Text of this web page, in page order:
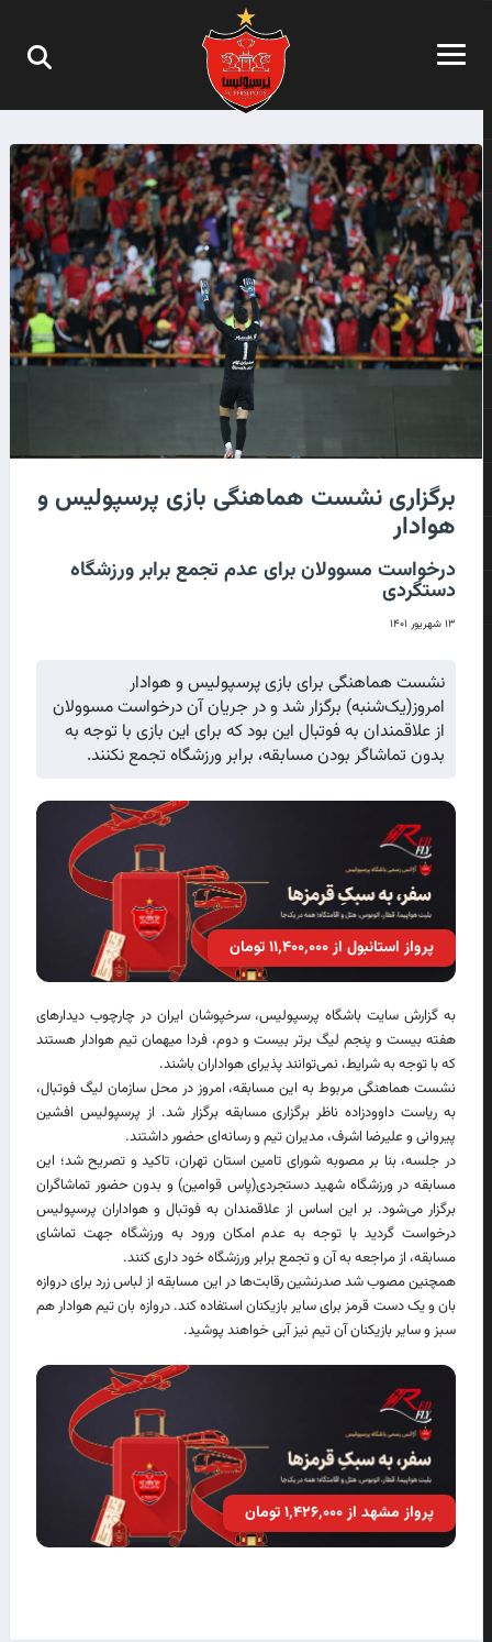
برگزاری نشست هماهنگی بازی پرسپولیس و
هوادار
درخواست مسوولان برای عدم تجمع برابر ورزشگاه
دستگردی
۱۳ شهریور ۱۴۰۱
نشست هماهنگی برای بازی پرسپولیس و هوادار
امروز(یک‌شنبه) برگزار شد و در جریان آن درخواست مسوولان
از علاقمندان به فوتبال این بود که برای این بازی با توجه به
بدون تماشاگر بودن مسابقه، برابر ورزشگاه تجمع نکنند.
پرواز استانبول از ۱۱٬۴۰۰٬۰۰۰ تومان
به گزارش سایت باشگاه پرسپولیس، سرخپوشان ایران در چارچوب دیدارهای
هفته بیست و پنجم لیگ برتر بیست و دوم، فردا میهمان تیم هوادار هستند
که با توجه به شرایط، نمی‌توانند پذیرای هواداران باشند.
نشست هماهنگی مربوط به این مسابقه، امروز در محل سازمان لیگ فوتبال،
به ریاست داوودزاده ناظر برگزاری مسابقه برگزار شد. از پرسپولیس افشین
پیروانی و علیرضا اشرف، مدیران تیم و رسانه‌ای حضور داشتند.
در جلسه، بنا بر مصوبه شورای تامین استان تهران، تاکید و تصریح شد؛ این
مسابقه در ورزشگاه شهید دستجردی(پاس قوامین) و بدون حضور تماشاگران
برگزار می‌شود. بر این اساس از علاقمندان به فوتبال و هواداران پرسپولیس
درخواست گردید با توجه به عدم امکان ورود به ورزشگاه جهت تماشای
مسابقه، از مراجعه به آن و تجمع برابر ورزشگاه خود داری کنند.
همچنین مصوب شد صدرنشین رقابت‌ها در این مسابقه از لباس زرد برای دروازه
بان و یک دست قرمز برای سایر بازیکنان استفاده کند. دروازه بان تیم هوادار هم
سبز و سایر بازیکنان آن تیم نیز آبی خواهند پوشید.
پرواز مشهد از ۱٬۴۲۶٬۰۰۰ تومان